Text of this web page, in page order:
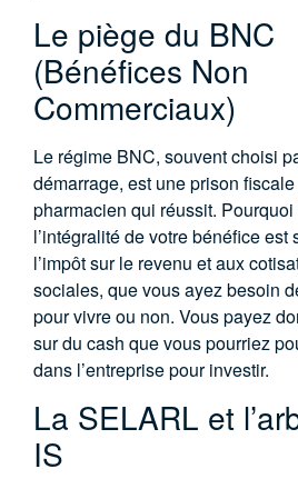
Le piège du BNC
(Bénéfices Non
Commerciaux)
Le régime BNC, souvent choisi
démarrage, est une prison
pharmacien qui réussit.
l’intégralité de votre bénéfice est
l’impôt sur le revenu et aux
sociales, que vous ayez besoin
pour vivre ou non. Vous payez
sur du cash que vous pourriez
dans l’entreprise pour investir.
La SELARL et
IS